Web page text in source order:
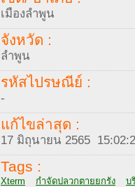
เมืองลำพูน
จังหวัด :
ลำพูน
รหัสไปรษณีย์ :
-
แก้ไขล่าสุด :
17 มิถุนายน 2565
Tags :
Xterm กำจัดปลวกตายยกรัง บ